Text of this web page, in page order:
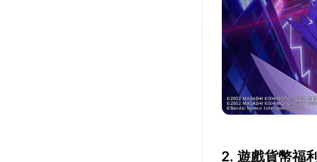
2. 遊戲貨幣福